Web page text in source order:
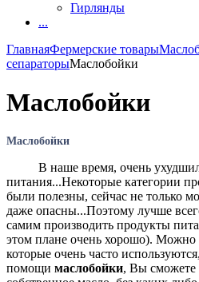
Гирлянды
...
ГлавнаяФермерские товары
сепараторыМаслобойки
Маслобойки
Маслобойки
В наше время, очень
питания...Некоторые категории
были полезны, сейчас не только
даже опасны...Поэтому лучше
самим производить продукты
этом плане очень хорошо). Можно
которые очень часто
помощи маслобойки, Вы сможете